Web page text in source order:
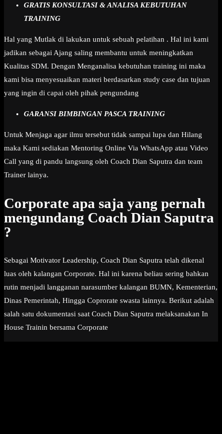
GRATIS KONSULTASI & ANALISA KEBUTUHAN
TRAINING
Hal yang Mutlak di lakukan untuk sebuah pelatihan . Hal ini kami
jadikan sebagai Ajang saling membantu untuk meningkatkan
Kualitas SDM. Dengan Menganalisa kebutuhan training ini maka
kami bisa menyesuaikan materi berdasarkan study case dan tujuan
yang ingin di capai oleh pihak pengundang
GARANSI BIMBINGAN PASCA TRAINING
Untuk Menjaga agar ilmu tersebut tidak sampai lupa dan Hilang
maka Kami sediakan Mentoring Online Via WhatsApp atau Video
Call yang di pandu langsung oleh Coach Dian Saputra dan team
Trainer lainya.
Corporate apa saja yang pernah
mengundang Coach Dian Saputra
?
Sebagai Motivator Leadership, Coach Dian Saputra telah dikenal
luas oleh kalangan Corporate. Hal ini karena beliau sering bahkan
rutin menjadi langganan narasumber kalangan BUMN, Kementerian,
Dinas Pemerintah, Hingga Coprorate swasta lainnya. Berikut adalah
salah satu dokumentasi saat Coach Dian Saputra melaksanakan In
House Trainin bersama Corporate